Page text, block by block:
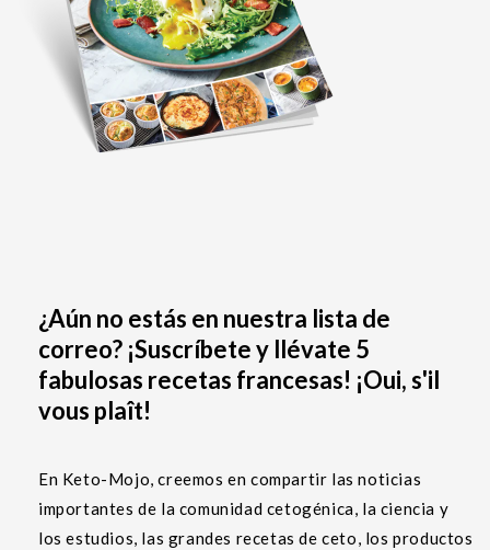
¿Aún no estás en nuestra lista de
correo? ¡Suscríbete y llévate 5
fabulosas recetas francesas! ¡Oui, s'il
vous plaît!
En Keto-Mojo, creemos en compartir las noticias
importantes de la comunidad cetogénica, la ciencia y
los estudios, las grandes recetas de ceto, los productos